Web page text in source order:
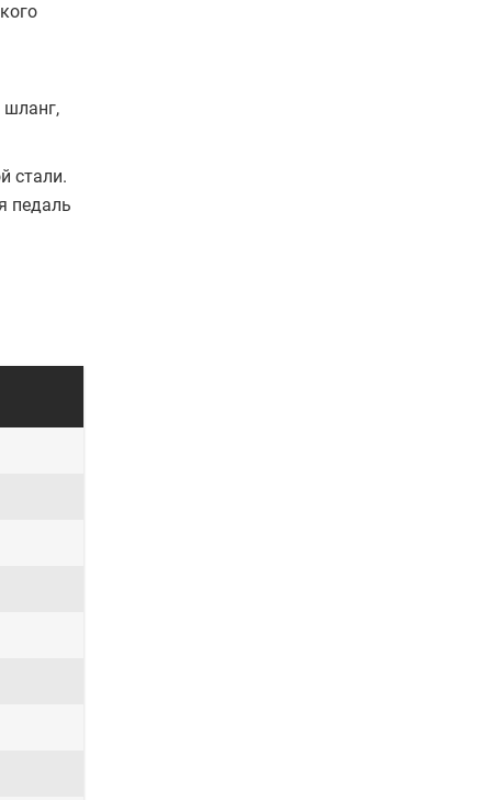
шланг,
стали.
педаль